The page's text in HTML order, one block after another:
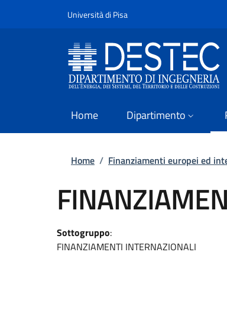
Università di PisaSlim
Home Dipartimento
Briciole di pane
Home / Finanziamenti europei ed
Sottogruppo:
FINANZIAMENTI INTERNAZIONALI